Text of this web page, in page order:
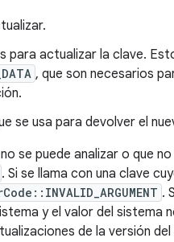
para actualizar la clave.
, que son necesarios
se usa para devolver el
se puede analizar o que
. Si se llama con una clave
.
y el valor del sistema
de la versión